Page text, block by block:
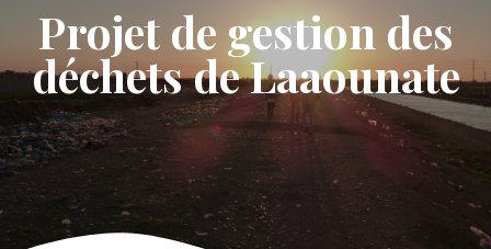
Projet de gestion des
déchets de Laaounate